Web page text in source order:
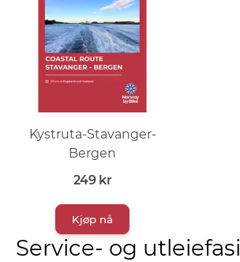
Kystruta-Stavanger-
Bergen
249 kr
Kjøp nå
Service- og